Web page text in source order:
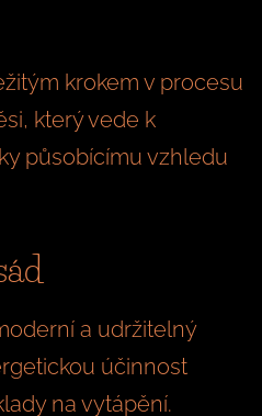
krokem v procesu
který vede k
působícímu vzhledu
a udržitelný
účinnost
na vytápění.